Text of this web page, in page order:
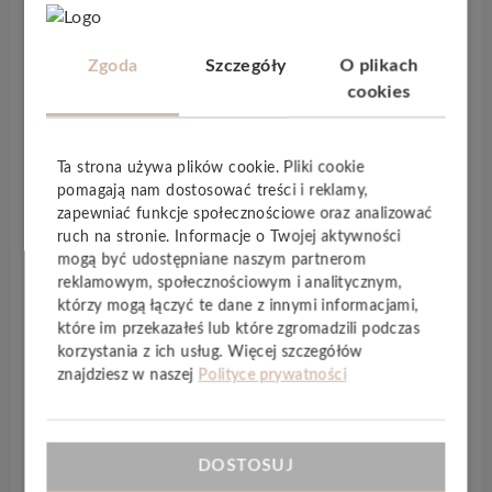
gwarancją
hydrofobową powłoką, której zadaniem jest
ochrona panela przed wnikaniem cząsteczek wody.
Panele laminowanePremium Floor Dąb Arktyczny
narażonych na ciągły kontakt z wodą, łazienkach,
kuchniach czy pomieszczeniach sanitarnych. Panele
podłogowe z kolekcjiHydro72w kolorzeDąb
Arktycznyto bardzo jasna podłoga, która doskonale
sprawdzi się we wnętrzach w stylu skandynawskim
oraz boho. Panele laminowane z kolekcji
Hydro72 posiadają widoczne usłojenie, dzięki czemu
są doskonałą imitacją drewnianych desek, co nadaje
pomieszczeniu bardzo świeżego i naturalnego
Premium Floor Dąb Arktyczny
posiadają zamek DuoLock, cechujący się wysoką
Zgoda Szczegóły
O plikach
cookies
Ta strona używa plików cookie. Pliki cookie
pomagają nam dostosować treści i reklamy,
zapewniać funkcje społecznościowe oraz analizować
ruch na stronie. Informacje o Twojej aktywności
mogą być udostępniane naszym partnerom
reklamowym, społecznościowym i analitycznym,
którzy mogą łączyć te dane z innymi informacjami,
które im przekazałeś lub które zgromadzili podczas
korzystania z ich usług. Więcej szczegółów
znajdziesz w naszej Polityce prywatności
DOSTOSUJ